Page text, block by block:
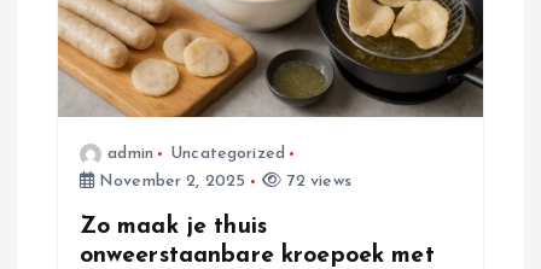
g
admin
Uncategorized
November 2, 2025
72 views
Zo maak je thuis
onweerstaanbare kroepoek met